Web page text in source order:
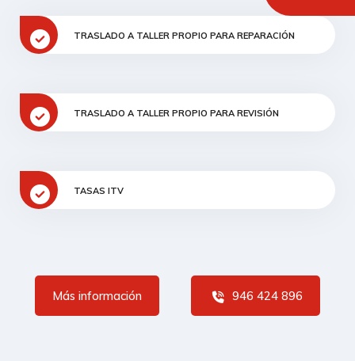
TRASLADO A TALLER PROPIO PARA REPARACIÓN
TRASLADO A TALLER PROPIO PARA REVISIÓN
TASAS ITV
Más información 946 424 896